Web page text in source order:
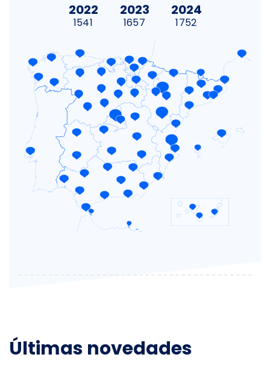
2022
1541
2023
1657
2024
1752
Últimas novedades